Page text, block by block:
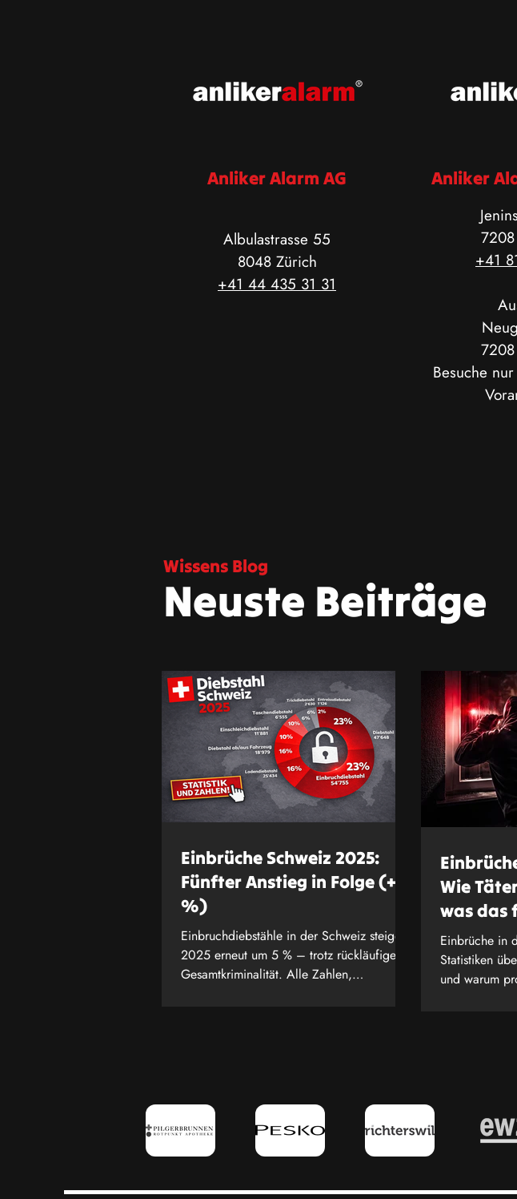
Anliker Alarm AG
Albulastrasse 55
8048 Zürich
+41 44 435 31 31
Anliker
+41
Besuche
Wissens Blog
Neuste Beiträge
Einbrüche Schweiz 2025:
Fünfter Anstieg in Folge (+5
%)
Einbruchdiebstähle in der Schweiz steigen
2025 erneut um 5 % – trotz rückläufiger
Gesamtkriminalität. Alle Zahlen,
Wie
was das
bedeutet
Einbrüche in
Statistiken
und warum